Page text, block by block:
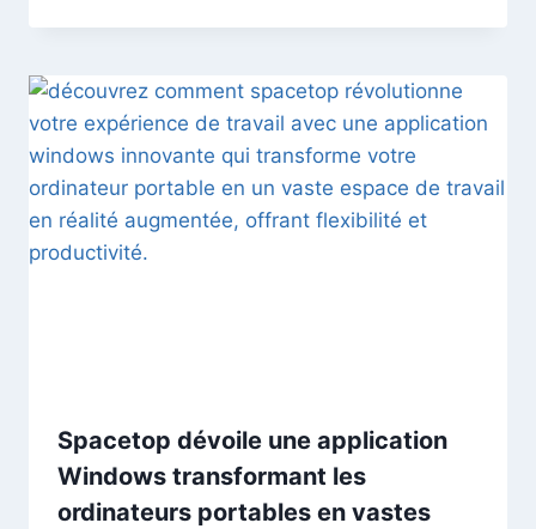
Spacetop dévoile une application
Windows transformant les
ordinateurs portables en vastes